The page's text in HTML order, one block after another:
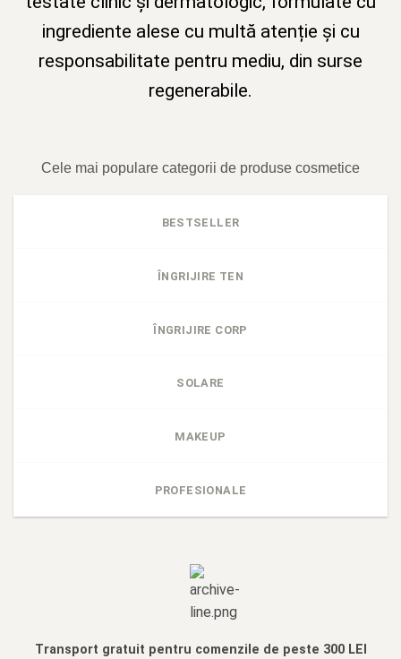
ingrediente alese cu multă atenție și cu
responsabilitate pentru mediu, din surse
regenerabile.
Cele mai populare categorii de produse cosmetice
BESTSELLER
ÎNGRIJIRE TEN
ÎNGRIJIRE CORP
SOLARE
MAKEUP
PROFESIONALE
Transport gratuit pentru comenzile de peste 300 LEI